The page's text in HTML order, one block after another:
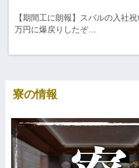
【期間工に朗報】スバルの入社
万円に爆戻りしたぞ…
寮の情報